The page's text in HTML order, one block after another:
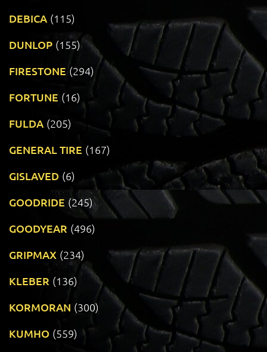
DEBICA (115)
DUNLOP (155)
FIRESTONE (294)
FORTUNE (16)
FULDA (205)
GENERAL TIRE (167)
GISLAVED (6)
GOODRIDE (245)
GOODYEAR (496)
GRIPMAX (234)
KLEBER (136)
KORMORAN (300)
KUMHO (559)